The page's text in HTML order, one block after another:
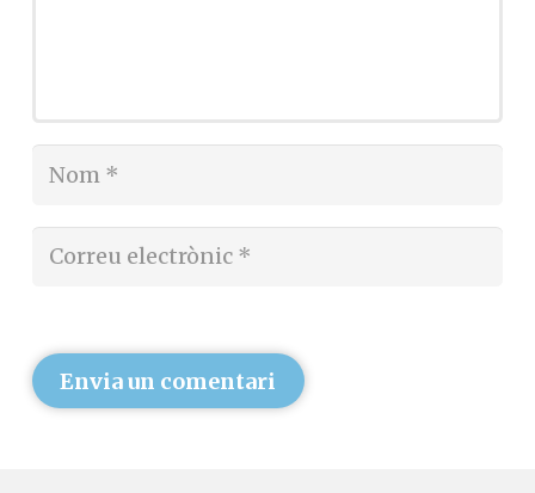
Envia un comentari